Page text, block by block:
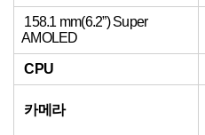
158.1 mm(6.2”) Super
AMOLED
CPU
카메라